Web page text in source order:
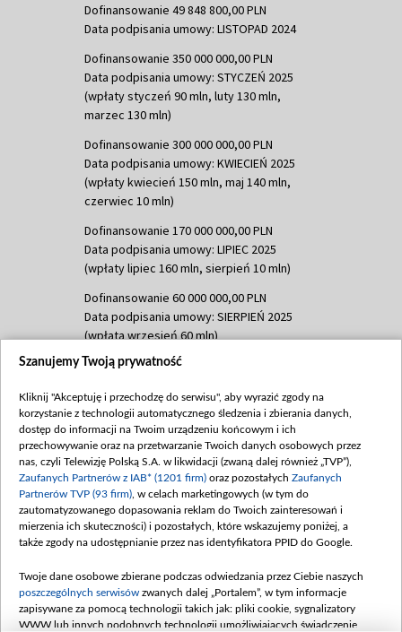
Dofinansowanie 49 848 800,00 PLN
Data podpisania umowy: LISTOPAD 2024
Dofinansowanie 350 000 000,00 PLN
Data podpisania umowy: STYCZEŃ 2025
(wpłaty styczeń 90 mln, luty 130 mln,
marzec 130 mln)
Dofinansowanie 300 000 000,00 PLN
Data podpisania umowy: KWIECIEŃ 2025
(wpłaty kwiecień 150 mln, maj 140 mln,
czerwiec 10 mln)
Dofinansowanie 170 000 000,00 PLN
Data podpisania umowy: LIPIEC 2025
(wpłaty lipiec 160 mln, sierpień 10 mln)
Dofinansowanie 60 000 000,00 PLN
Data podpisania umowy: SIERPIEŃ 2025
(wpłata wrzesień 60 mln)
Dofinansowanie 635 783 051,21 PLN
(wpłata wrzesień 100 mln, październik 350
mln, listopad 265 mln)
Dofinansowanie 48 862 000,00 PLN
Data podpisania umowy: GRUDZIEŃ 2025
(wpłata grudzień 60,548 mln)
Dofinansowanie 900 000 000,00 PLN
Data podpisania umowy: LUTY 2026 (wpłata
kwiecień 180 mln, 7 maja 180 mln, 8
czerwca 90 mln)
Dofinansowanie 250 000 000,00 PLN
Szanujemy Twoją prywatność
Kliknij "Akceptuję i przechodzę do serwisu", aby wyrazić zgody na
korzystanie z technologii automatycznego śledzenia i zbierania danych,
dostęp do informacji na Twoim urządzeniu końcowym i ich
przechowywanie oraz na przetwarzanie Twoich danych osobowych przez
nas, czyli Telewizję Polską S.A. w likwidacji (zwaną dalej również „TVP”),
Zaufanych Partnerów z IAB* (1201 firm) oraz pozostałych Zaufanych
Partnerów TVP (93 firm) , w celach marketingowych (w tym do
zautomatyzowanego dopasowania reklam do Twoich zainteresowań i
mierzenia ich skuteczności) i pozostałych, które wskazujemy poniżej, a
także zgody na udostępnianie przez nas identyfikatora PPID do Google.
Twoje dane osobowe zbierane podczas odwiedzania przez Ciebie naszych
poszczególnych serwisów zwanych dalej „Portalem”, w tym informacje
zapisywane za pomocą technologii takich jak: pliki cookie, sygnalizatory
WWW lub innych podobnych technologii umożliwiających świadczenie